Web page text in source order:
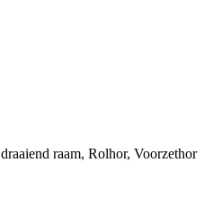
raam, Rolhor, Voorzethor